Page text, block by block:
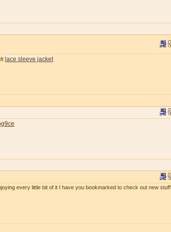
lace sleeve jacket
every little bit of it I have you bookmarked to check out new stuff